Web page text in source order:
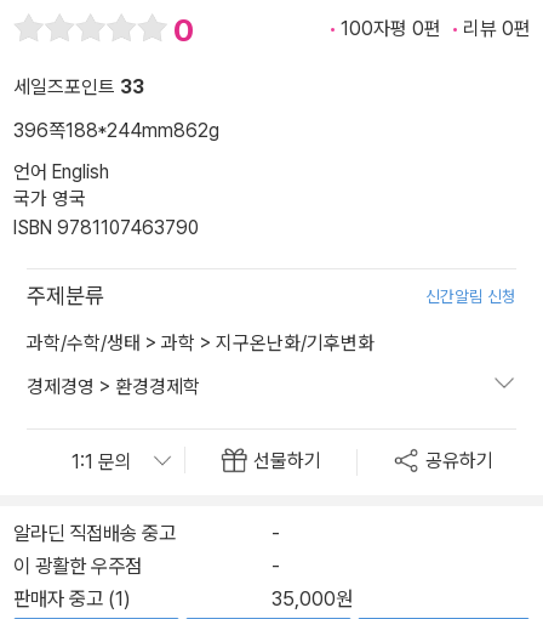
0 100자평 0편 리뷰 0편
세일즈포인트 33
396쪽188*244mm862g
언어 English
국가 영국
ISBN 9781107463790
주제분류 신간알림 신청
과학/수학/생태 > 과학 > 지구온난화/기후변화
경제경영 > 환경경제학
선물하기 공유하기
알라딘 직접배송 중고
-
이 광활한 우주점
-
판매자 중고 (1)
35,000원